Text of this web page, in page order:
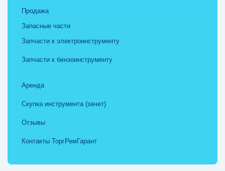
Продажа
Запасные части
Запчасти к электроинструменту
Запчасти к бензоинструменту
Аренда
Скупка инструмента (зачет)
Отзывы
Контакты ТоргРемГарант